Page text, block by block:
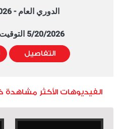
الدوري العام - 2025/2026
5/20/2026 التوقيت 8:00 PM
التفاصيل
الفيديوهات الأكثر مشاهدة